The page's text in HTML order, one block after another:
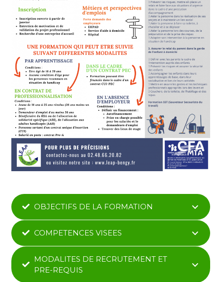
OBJECTIFS DE LA FORMATION
COMPETENCES VISEES
MODALITES DE RECRUTEMENT ET
PRE-REQUIS